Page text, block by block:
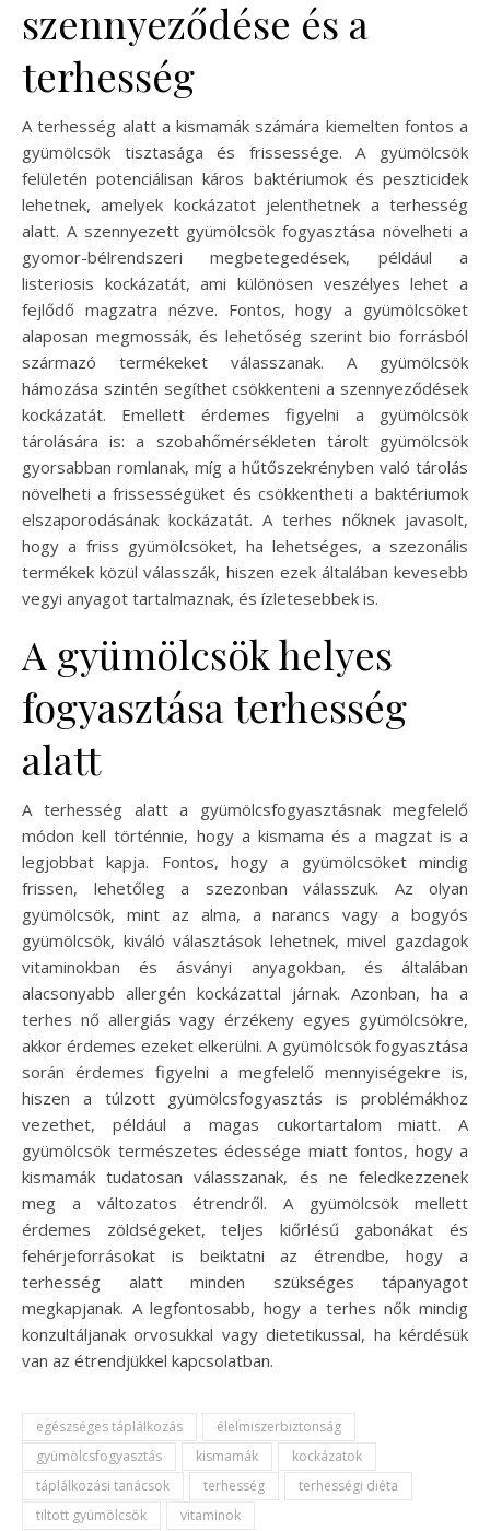
szennyeződése és a
terhesség
A terhesség alatt a kismamák számára kiemelten fontos a
gyümölcsök tisztasága és frissessége. A gyümölcsök
felületén potenciálisan káros baktériumok és peszticidek
lehetnek, amelyek kockázatot jelenthetnek a terhesség
alatt. A szennyezett gyümölcsök fogyasztása növelheti a
gyomor-bélrendszeri megbetegedések, például a
listeriosis kockázatát, ami különösen veszélyes lehet a
fejlődő magzatra nézve. Fontos, hogy a gyümölcsöket
alaposan megmossák, és lehetőség szerint bio forrásból
származó termékeket válasszanak. A gyümölcsök
hámozása szintén segíthet csökkenteni a szennyeződések
kockázatát. Emellett érdemes figyelni a gyümölcsök
tárolására is: a szobahőmérsékleten tárolt gyümölcsök
gyorsabban romlanak, míg a hűtőszekrényben való tárolás
növelheti a frissességüket és csökkentheti a baktériumok
elszaporodásának kockázatát. A terhes nőknek javasolt,
hogy a friss gyümölcsöket, ha lehetséges, a szezonális
termékek közül válasszák, hiszen ezek általában kevesebb
vegyi anyagot tartalmaznak, és ízletesebbek is.
A gyümölcsök helyes
fogyasztása terhesség
alatt
A terhesség alatt a gyümölcsfogyasztásnak megfelelő
módon kell történnie, hogy a kismama és a magzat is a
legjobbat kapja. Fontos, hogy a gyümölcsöket mindig
frissen, lehetőleg a szezonban válasszuk. Az olyan
gyümölcsök, mint az alma, a narancs vagy a bogyós
gyümölcsök, kiváló választások lehetnek, mivel gazdagok
vitaminokban és ásványi anyagokban, és általában
alacsonyabb allergén kockázattal járnak. Azonban, ha a
terhes nő allergiás vagy érzékeny egyes gyümölcsökre,
akkor érdemes ezeket elkerülni. A gyümölcsök fogyasztása
során érdemes figyelni a megfelelő mennyiségekre is,
hiszen a túlzott gyümölcsfogyasztás is problémákhoz
vezethet, például a magas cukortartalom miatt. A
gyümölcsök természetes édessége miatt fontos, hogy a
kismamák tudatosan válasszanak, és ne feledkezzenek
meg a változatos étrendről. A gyümölcsök mellett
érdemes zöldségeket, teljes kiőrlésű gabonákat és
fehérjeforrásokat is beiktatni az étrendbe, hogy a
terhesség alatt minden szükséges tápanyagot
megkapjanak. A legfontosabb, hogy a terhes nők mindig
konzultáljanak orvosukkal vagy dietetikussal, ha kérdésük
van az étrendjükkel kapcsolatban.
egészséges táplálkozás
élelmiszerbiztonság
gyümölcsfogyasztás
kismamák
kockázatok
táplálkozási tanácsok
terhesség
terhességi diéta
tiltott gyümölcsök
vitaminok